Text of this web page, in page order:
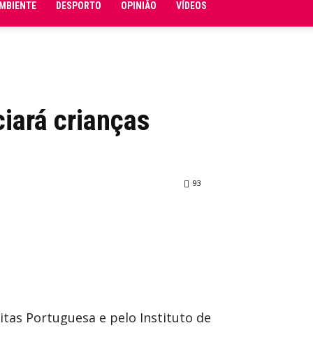
DESPORTO OPINIÃO VÍDEOS
crianças
93
Portuguesa e pelo Instituto de